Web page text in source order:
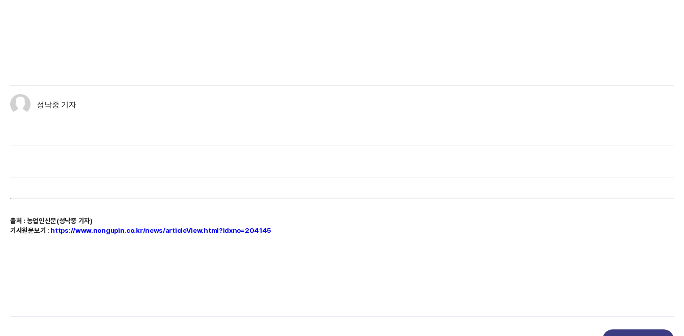
성낙중 기자
출처 : 농업인신문(성낙중 기자)
기사원문보기 : https://www.nongupin.co.kr/news/articleView.html?idxno=204145